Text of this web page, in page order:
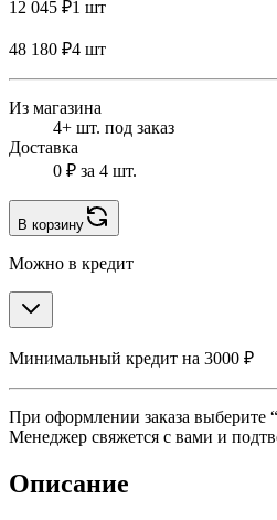
12 045 ₽1 шт
48 180 ₽4 шт
Из магазина
4+ шт. под заказ
Доставка
0 ₽ за 4 шт.
В корзину
Можно в кредит
Минимальный кредит на 3000 ₽
При оформлении заказа выберите
Менеджер свяжется с вами и
Описание